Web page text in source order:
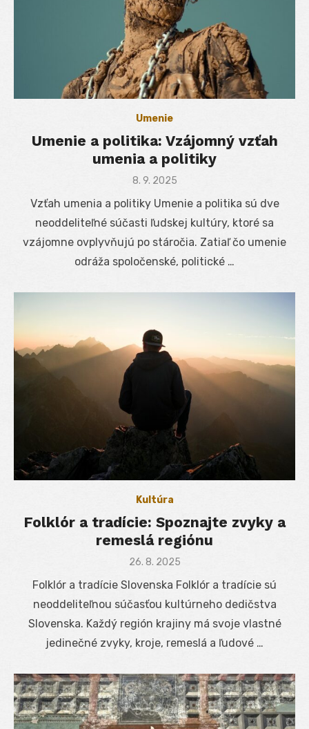
Umenie
Umenie a politika: Vzájomný vzťah
umenia a politiky
Posted
8. 9. 2025
Vzťah umenia a politiky Umenie a politika sú dve
neoddeliteľné súčasti ľudskej kultúry, ktoré sa
vzájomne ovplyvňujú po stáročia. Zatiaľ čo umenie
odráža spoločenské, politické …
Kultúra
Folklór a tradície: Spoznajte zvyky a
remeslá regiónu
Posted
26. 8. 2025
Folklór a tradície Slovenska Folklór a tradície sú
neoddeliteľnou súčasťou kultúrneho dedičstva
Slovenska. Každý región krajiny má svoje vlastné
jedinečné zvyky, kroje, remeslá a ľudové …